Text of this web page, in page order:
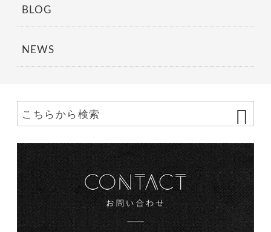
BLOG
NEWS